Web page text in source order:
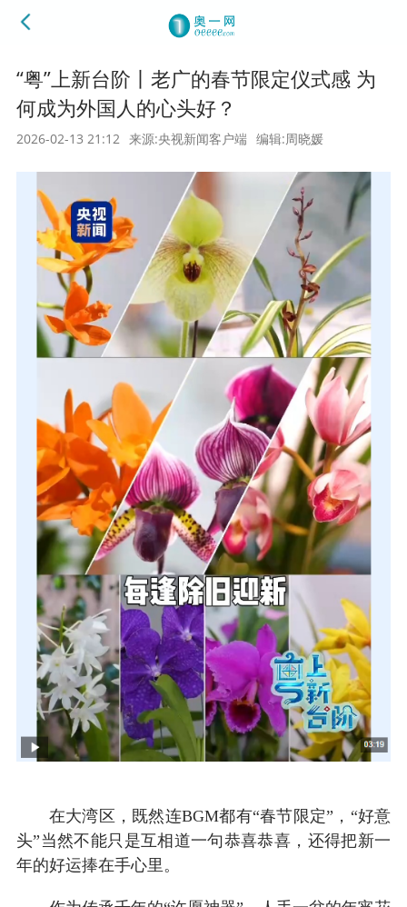
“粤”上新台阶丨老广的春节限定仪式感 为
何成为外国人的心头好？
2026-02-13 21:12 来源:央视新闻客户端 编辑:周晓媛
在大湾区，既然连BGM都有“春节限定”，“好意
头”当然不能只是互相道一句恭喜恭喜，还得把新一
年的好运捧在手心里。